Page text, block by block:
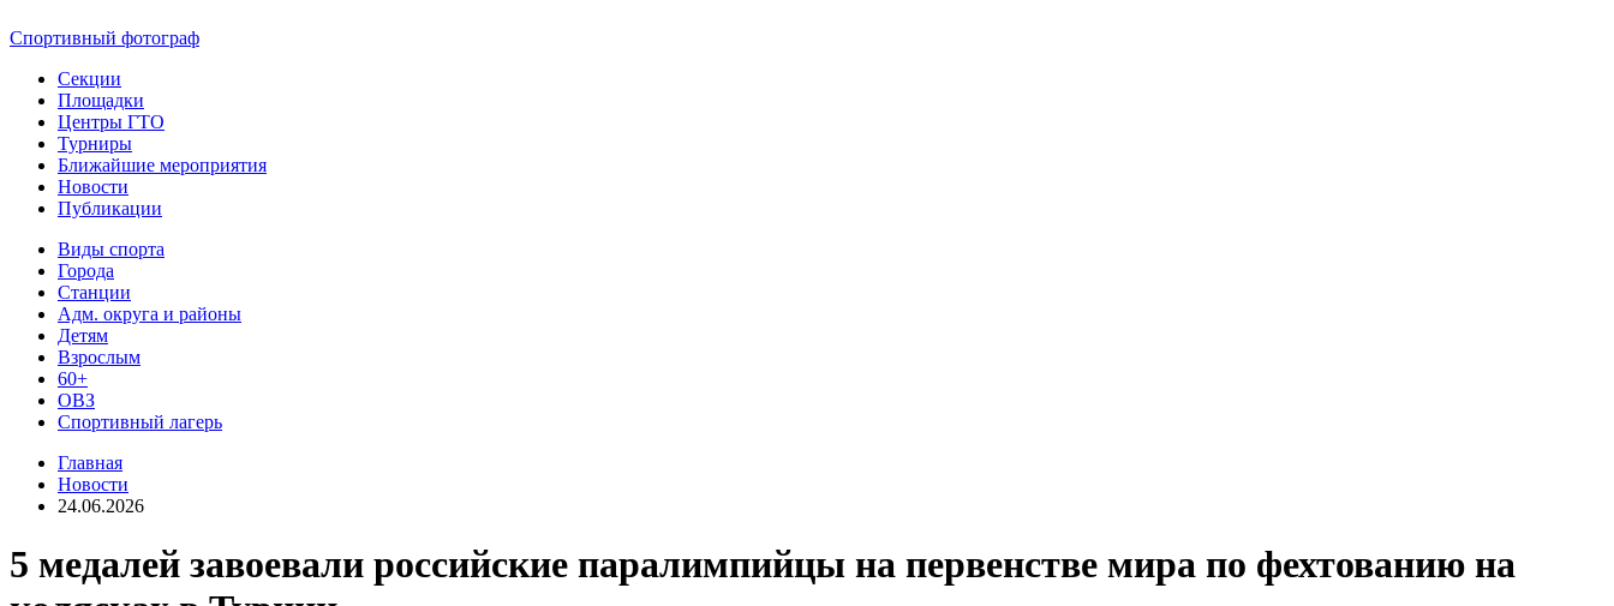
Спортивный фотограф
Секции
Площадки
Центры ГТО
Турниры
Ближайшие мероприятия
Новости
Публикации
Виды спорта
Города
Станции
Адм. округа и районы
Детям
Взрослым
60+
ОВЗ
Спортивный лагерь
Главная
Новости
24.06.2026
5 медалей завоевали российские паралимпийцы на первенстве мира по фехтованию на